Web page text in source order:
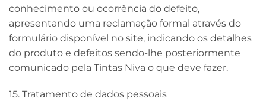
conhecimento ou ocorrência do defeito,
apresentando uma reclamação formal através do
formulário disponível no site, indicando os detalhes
do produto e defeitos sendo-lhe posteriormente
comunicado pela Tintas Niva o que deve fazer.
15. Tratamento de dados pessoais